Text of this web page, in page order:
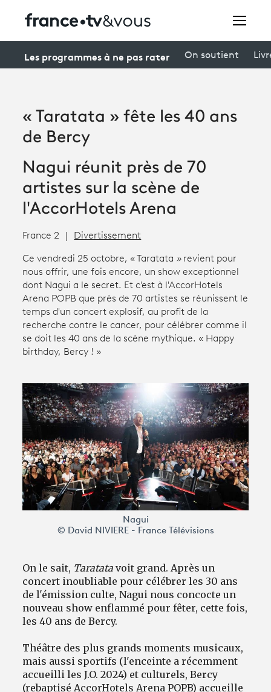
connexion
Avantages fidélité
Creators
Participer et assister à une émission
À votre écoute
Productions et innovation
Programme tv
Les programmes à ne pas rater On soutient
« Taratata » fête les 40 ans
de Bercy
Nagui réunit près de 70
artistes sur la scène de
l'AccorHotels Arena
France 2 Divertissement
Ce vendredi 25 octobre, « Taratata » revient pour
nous offrir, une fois encore, un show exceptionnel
dont Nagui a le secret. Et c'est à l'AccorHotels
Arena POPB que près de 70 artistes se réunissent le
temps d'un concert explosif, au profit de la
recherche contre le cancer, pour célébrer comme il
se doit les 40 ans de la scène mythique. « Happy
birthday, Bercy ! »
Nagui
© David NIVIERE - France Télévisions
On le sait, Taratatavoit grand. Après un
concert inoubliable pour célébrer les 30 ans
de l'émission culte, Nagui nous concocte un
nouveau show enflammé pour fêter, cette fois,
les 40 ans de Bercy.
Théâtre des plus grands moments musicaux,
mais aussi sportifs (l'enceinte a récemment
accueilli les J.O. 2024) et culturels, Bercy
(rebaptisé AccorHotels Arena POPB) accueille